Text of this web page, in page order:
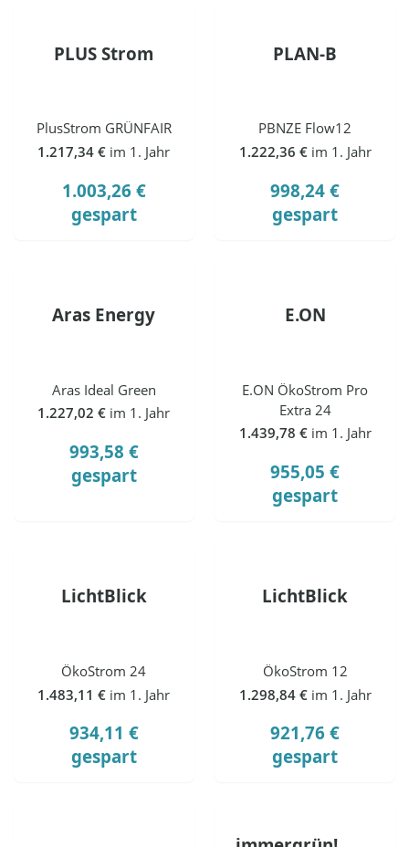
PLUS Strom
PlusStrom GRÜNFAIR
1.217,34 € im 1. Jahr
1.003,26 €
gespart
PLAN-B
PBNZE Flow12
1.222,36 € im 1. Jahr
998,24 €
gespart
Aras Energy
Aras Ideal Green
1.227,02 € im 1. Jahr
993,58 €
gespart
E.ON
E.ON ÖkoStrom Pro
Extra 24
1.439,78 € im 1. Jahr
955,05 €
gespart
LichtBlick
ÖkoStrom 24
1.483,11 € im 1. Jahr
934,11 €
gespart
LichtBlick
ÖkoStrom 12
1.298,84 € im 1. Jahr
921,76 €
gespart